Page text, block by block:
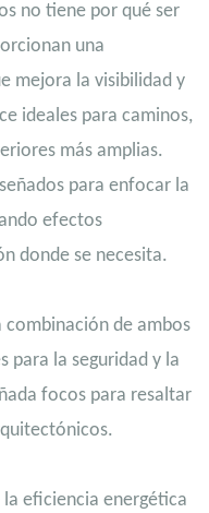
no tiene por qué ser
una
mejora la visibilidad y
ideales para caminos,
más amplias.
para enfocar la
efectos
donde se necesita.
combinación de ambos
para la seguridad y la
focos para resaltar
eficiencia energética